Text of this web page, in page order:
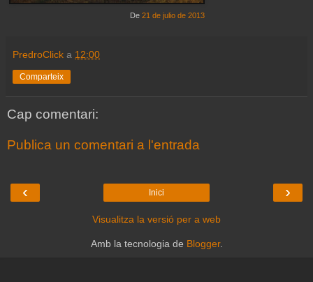
De 21 de julio de 2013
PredroClick a 12:00
Comparteix
Cap comentari:
Publica un comentari a l'entrada
‹ ›
Inici
Visualitza la versió per a web
Amb la tecnologia de Blogger.